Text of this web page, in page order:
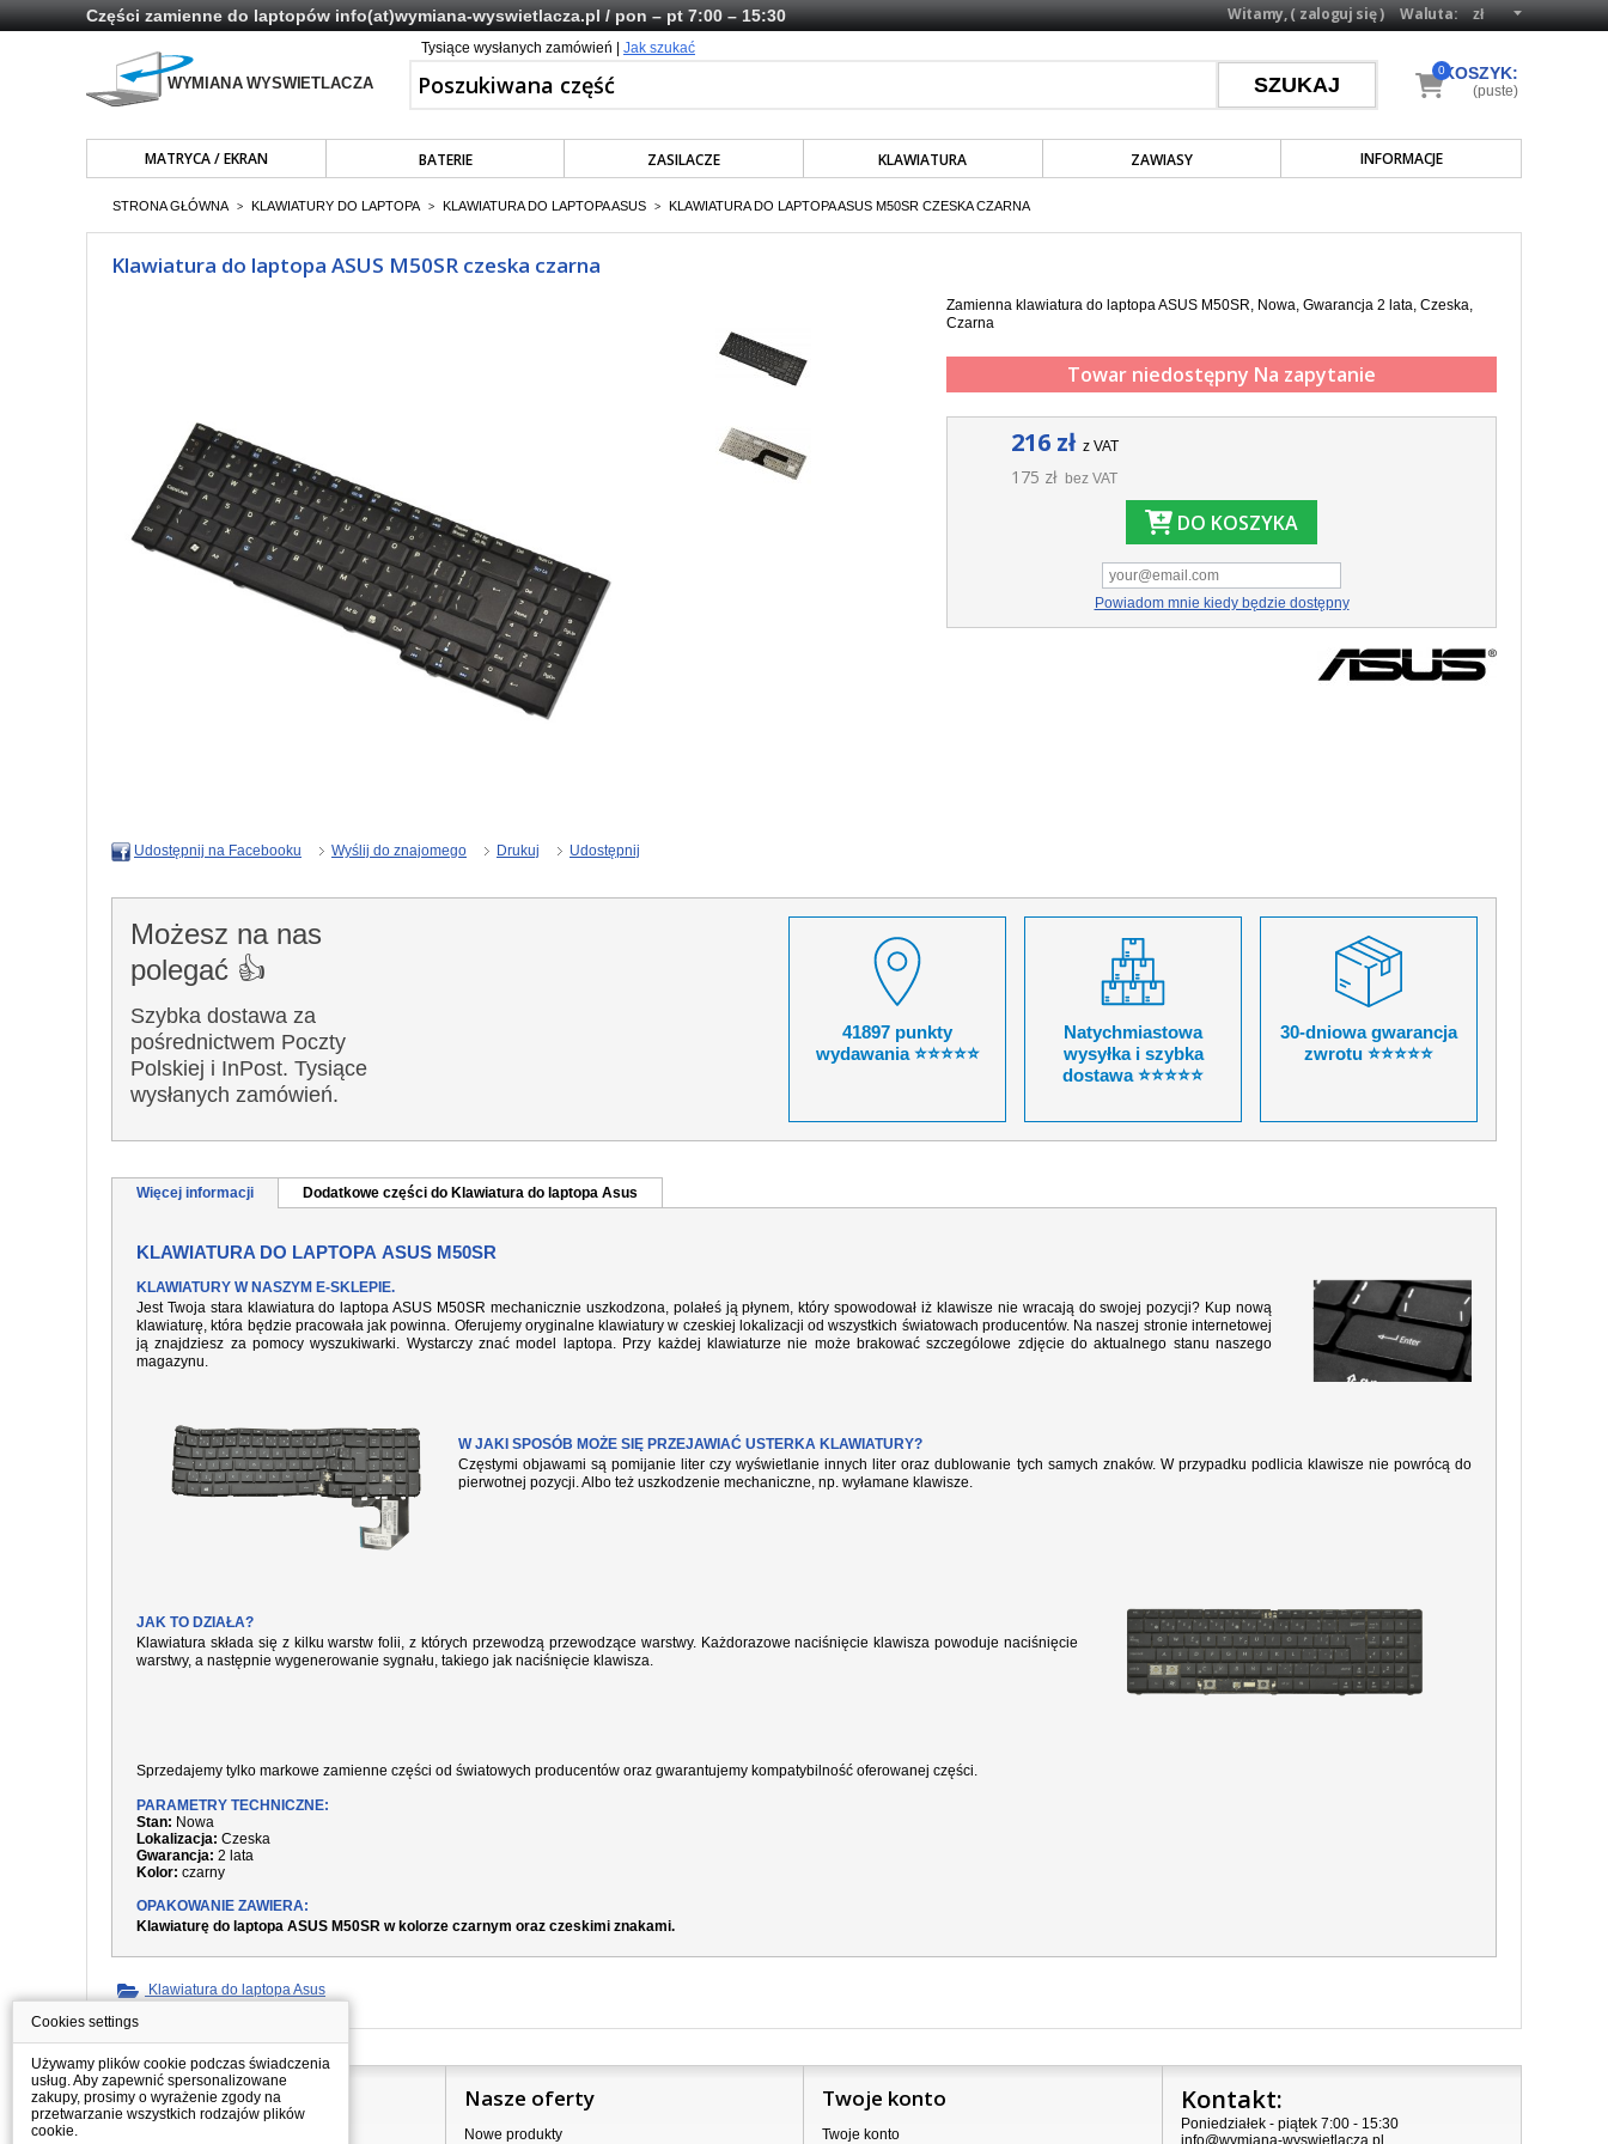
Części zamienne do laptopówinfo(at)wymiana-wyswietlacza.pl/ pon – pt 7:00 – 15:30 Waluta:
Witamy, (zaloguj się)
Tysiące wysłanych zamówień | Jak szukać
MATRYCA / EKRAN BATERIE ZASILACZE KLAWIATURA ZAWIASY INFORMACJE
KOSZYK:
0
(puste)
STRONA GŁÓWNA > KLAWIATURY DO LAPTOPA > KLAWIATURA DO LAPTOPA ASUS > KLAWIATURA DO LAPTOPA ASUS M50SR CZESKA CZARNA
Klawiatura do laptopa ASUS M50SR czeska czarna
Zamienna klawiatura do laptopa ASUS M50SR, Nowa, Gwarancja 2 lata, Czeska,
Czarna
Towar niedostępny Na zapytanie
216 zł z VAT
175 zł bez VAT
DO KOSZYKA
Powiadom mnie kiedy będzie dostępny
Udostępnij na Facebooku Wyślij do znajomego Drukuj Udostępnij
Możesz na nas
polegać 👍
Szybka dostawa za
pośrednictwem Poczty
Polskiej i InPost. Tysiące
wysłanych zamówień.
41897 punkty
wydawania ⭐⭐⭐⭐⭐
Natychmiastowa
wysyłka i szybka
dostawa ⭐⭐⭐⭐⭐
30-dniowa gwarancja
zwrotu ⭐⭐⭐⭐⭐
Więcej informacji Dodatkowe części do Klawiatura do laptopa Asus
KLAWIATURA DO LAPTOPA ASUS M50SR
KLAWIATURY W NASZYM E-SKLEPIE.
Jest Twoja stara klawiatura do laptopa ASUS M50SR mechanicznie uszkodzona, polałeś ją płynem, który spowodował iż klawisze nie wracają do swojej pozycji? Kup nową
klawiaturę, która będzie pracowała jak powinna. Oferujemy oryginalne klawiatury w czeskiej lokalizacji od wszystkich światowach producentów. Na naszej stronie internetowej
ją znajdziesz za pomocy wyszukiwarki. Wystarczy znać model laptopa. Przy każdej klawiaturze nie może brakować szczególowe zdjęcie do aktualnego stanu naszego
magazynu.
W JAKI SPOSÓB MOŻE SIĘ PRZEJAWIAĆ USTERKA KLAWIATURY?
Częstymi objawami są pomijanie liter czy wyświetlanie innych liter oraz dublowanie tych samych znaków. W przypadku podlicia klawisze nie powrócą do
pierwotnej pozycji. Albo też uszkodzenie mechaniczne, np. wyłamane klawisze.
JAK TO DZIAŁA?
Klawiatura składa się z kilku warstw folii, z których przewodzą przewodzące warstwy. Każdorazowe naciśnięcie klawisza powoduje naciśnięcie
warstwy, a następnie wygenerowanie sygnału, takiego jak naciśnięcie klawisza.
Sprzedajemy tylko markowe zamienne części od światowych producentów oraz gwarantujemy kompatybilność oferowanej części.
PARAMETRY TECHNICZNE:
Stan: Nowa
Lokalizacja: Czeska
Gwarancja: 2 lata
Kolor: czarny
OPAKOWANIE ZAWIERA:
Klawiaturę do laptopa ASUS M50SR w kolorze czarnym oraz czeskimi znakami.
Klawiatura do laptopa Asus
Informacje Nasze oferty
Nowe produkty
Twoje konto
Twoje konto
Kontakt:
Poniedziałek - piątek 7:00 - 15:30
info@wymiana-wyswietlacza.pl
Cookies settings
Używamy plików cookie podczas świadczenia
usług. Aby zapewnić spersonalizowane
zakupy, prosimy o wyrażenie zgody na
przetwarzanie wszystkich rodzajów plików
cookie.